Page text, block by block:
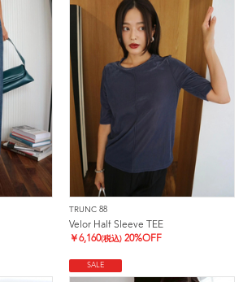
TRUNC 88
Velor Half Sleeve TEE
￥6,160(税込) 20%OFF
SALE